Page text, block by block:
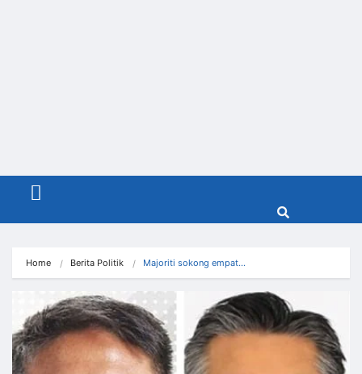
Menu
Home Berita Politik Majoriti sokong empat…